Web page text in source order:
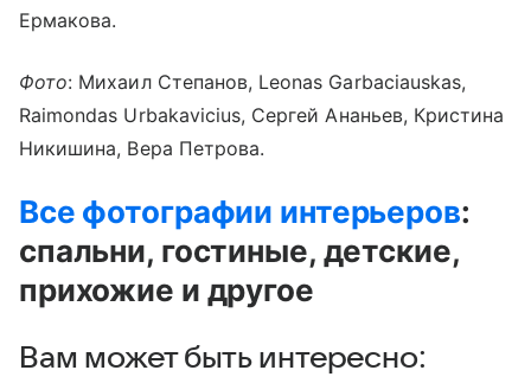
Ермакова.
Фото: Михаил Степанов, Leonas Garbaciauskas,
Raimondas Urbakavicius, Сергей Ананьев, Кристина
Никишина, Вера Петрова.
Все фотографии интерьеров:
спальни, гостиные, детские,
прихожие и другое
Вам может быть интересно: